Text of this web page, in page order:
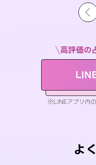
高評価の
※LINEアプリ内
よ